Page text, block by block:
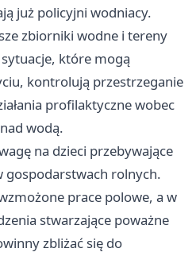
już policyjni wodniacy.
zbiorniki wodne i tereny
które mogą
kontrolują przestrzeganie
profilaktyczne wobec
wodą.
na dzieci przebywające
gospodarstwach rolnych.
prace polowe, a w
stwarzające poważne
zbliżać się do